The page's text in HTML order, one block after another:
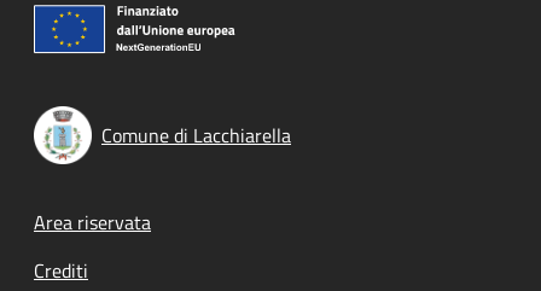
Comune di Lacchiarella
Footer menu
Area riservata
Crediti